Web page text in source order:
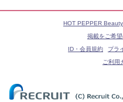
HOT PEPPER
掲載をご希
ID・会員規約
プラ
ご利用